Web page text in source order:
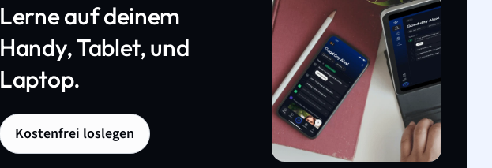
Lerne auf deinem
Handy, Tablet, und
Laptop.
Kostenfrei loslegen